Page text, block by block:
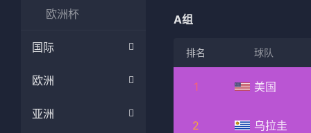
欧洲杯
国际
欧洲
亚洲
A组
排名 球队
1 美国
2 乌拉圭